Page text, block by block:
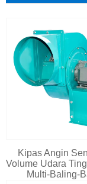
Kipas Angin
Volume Udara
Multi-Baling-